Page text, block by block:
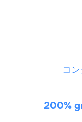
コ
200%